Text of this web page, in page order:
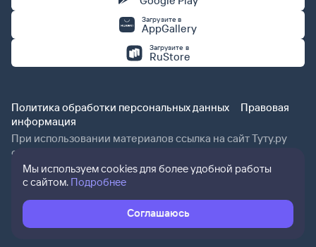
Загрузите в
AppGallery
Загрузите в
RuStore
Политика обработки персональных данных
Правовая
информация
При использовании материалов ссылка на сайт Туту.ру
обязательна.
Мы используем cookies для более удобной работы
с сайтом. Подробнее
Соглашаюсь